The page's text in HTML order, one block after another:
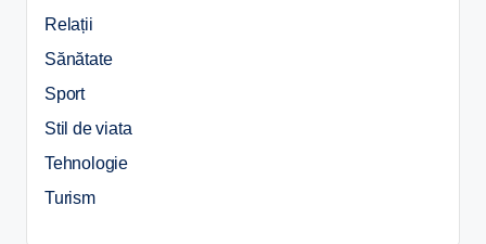
Relații
Sănătate
Sport
Stil de viata
Tehnologie
Turism